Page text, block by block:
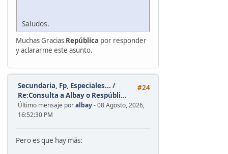
Saludos.
Muchas Gracias República por responder
y aclararme este asunto.
#24
Secundaria, Fp, Especiales... /
Re:Consulta a Albay o Respúbli...
Último mensaje poralbay- 08 Agosto, 2026,
16:52:30 PM
Pero es que hay más: